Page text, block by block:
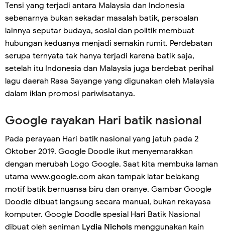
Tensi yang terjadi antara Malaysia dan Indonesia
sebenarnya bukan sekadar masalah batik, persoalan
lainnya seputar budaya, sosial dan politik membuat
hubungan keduanya menjadi semakin rumit. Perdebatan
serupa ternyata tak hanya terjadi karena batik saja,
setelah itu Indonesia dan Malaysia juga berdebat perihal
lagu daerah Rasa Sayange yang digunakan oleh Malaysia
dalam iklan promosi pariwisatanya.
Google rayakan Hari batik nasional
Pada perayaan Hari batik nasional yang jatuh pada 2
Oktober 2019. Google Doodle ikut menyemarakkan
dengan merubah Logo Google. Saat kita membuka laman
utama www.google.com akan tampak latar belakang
motif batik bernuansa biru dan oranye. Gambar Google
Doodle dibuat langsung secara manual, bukan rekayasa
komputer. Google Doodle spesial Hari Batik Nasional
dibuat oleh seniman Lydia Nichols menggunakan kain